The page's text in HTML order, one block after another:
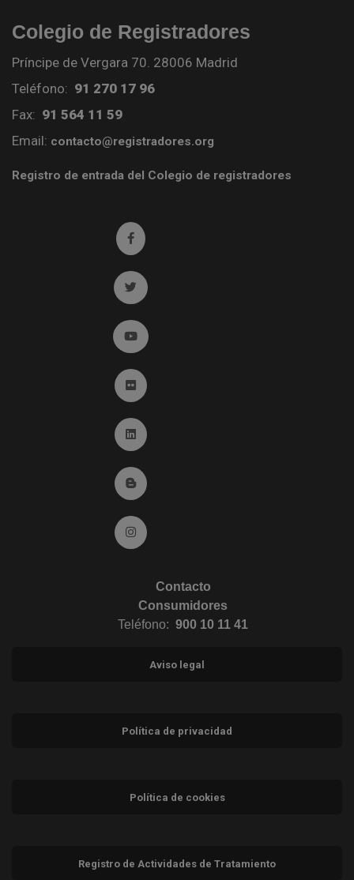
Colegio de Registradores
Príncipe de Vergara 70. 28006 Madrid
Teléfono: 91 270 17 96
Fax: 91 564 11 59
Email: contacto@registradores.org
Registro de entrada del Colegio de registradores
Ir a facebook (abre en ventana nueva)
Ir a twitter (abre en ventana nueva)
Ir a YouTube (abre en ventana nueva)
Ir a Flickr (abre en ventana nueva)
Ir a Linkedin (abre en ventana nueva)
Ir al Blog (abre en ventana nueva)
Ir a Instagram (abre en ventana nueva)
Contacto
Consumidores
Teléfono: 900 10 11 41
Aviso legal
Política de privacidad
Política de cookies
Registro de Actividades de Tratamiento